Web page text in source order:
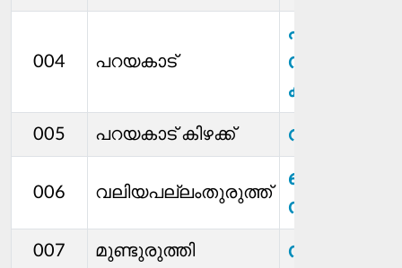
004 പറയകാട്
പി ഡി
സന്തോഷ്
കുമാർ
005 പറയകാട് കിഴക്ക് റീന ലൂയീസ്
006 വലിയപല്ലംതുരുത്ത്
ഷൈലജ
സന്തോഷ്
007 മുണ്ടുരുത്തി സൗമ്യ